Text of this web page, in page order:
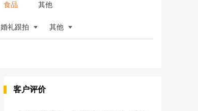
食品 其他
婚礼跟拍 其他
客户评价